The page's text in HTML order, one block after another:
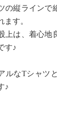
の縦ラインで
ます。
上は、着心地
す♪
ルなTシャツ
♪